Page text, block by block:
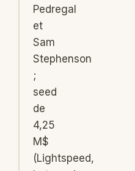
Pedregal
et
Sam
Stephenson
;
seed
de
4,25
M$
(Lightspeed,